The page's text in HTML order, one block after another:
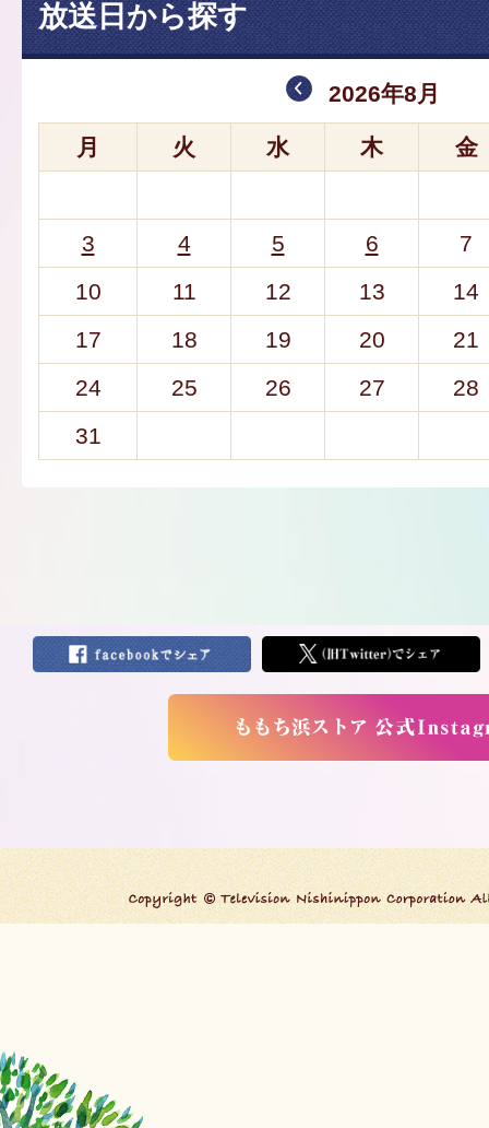
放送日から探す
2026年8月
月 火 水 木 金
3 4 5 6
7
10
11 12 13
14
17
18 19 20
21
24
25 26 27
28
31